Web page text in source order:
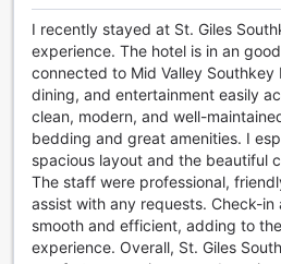
milloin tahansa. Ilmainen
vastaamaan niin aloittelijoiden
kuntoilijoiden tarpeita, ja se
laitteita ja välineitä, jotta voit
Ulkoilma-altaalla voit nauttia
vedestä, mikä tekee siitä
treenin jälkeen. Allasalueelta
allasbaari, jossa voit nauttia
täydentäen näin urheilupäivääsi.
erinomainen valinta kaikille
arvostavat laadukkaita
rentoutumisen hetkiä kauniissa
I recently stayed at St. Giles
experience. The hotel is in an
connected to Mid Valley Southkey
dining, and entertainment easily
clean, modern, and well-
bedding and great amenities. I
spacious layout and the beautiful
The staff were professional,
assist with any requests. Check-
smooth and efficient, adding to
experience. Overall, St. Giles